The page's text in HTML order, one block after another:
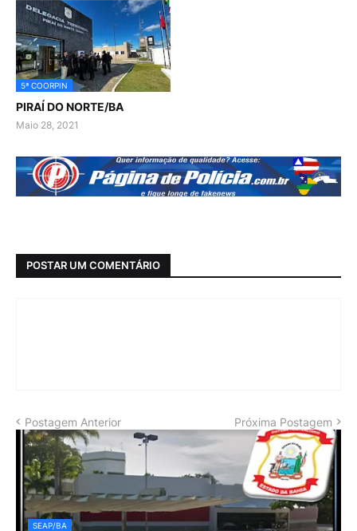
5ª COORPIN
PIRAÍ DO NORTE/BA
Maio 28, 2021
POSTAR UM COMENTÁRIO
Postagem Anterior Próxima Postagem
SEAP/BA